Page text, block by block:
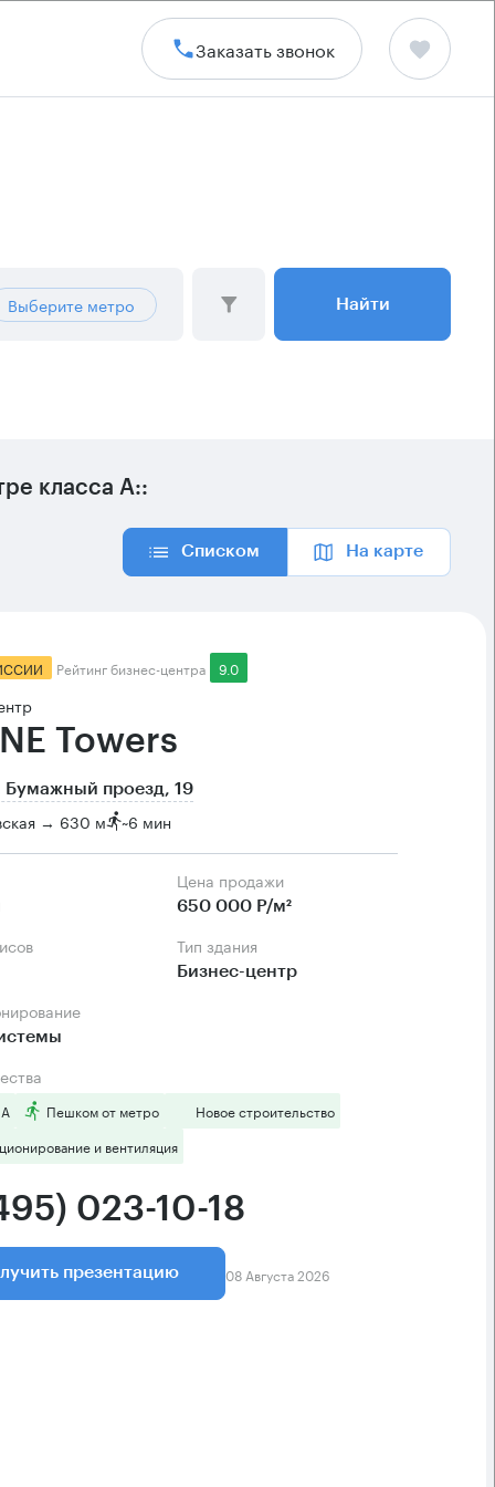
Заказать звонок
Выберите метро Найти
класса А::
Списком На карте
Рейтинг бизнес-центра 9.0
Towers
Бумажный проезд, 19
→ 630 м ~6 мин
Цена продажи
650 000 Р/м²
Тип здания
Бизнес-центр
Пешком от метро
Новое строительство
и вентиляция
023-10-18
презентацию 08 Августа 2026